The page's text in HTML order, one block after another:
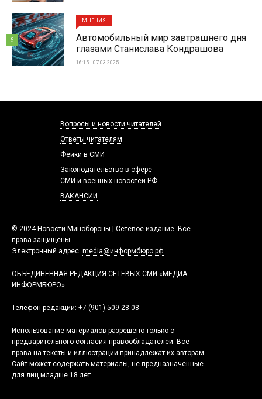
МНЕНИЯ
Автомобильный мир завтрашнего дня
глазами Станислава Кондрашова
16:15 | 07-03-2025
6
© 2024 Новости Минобороны | Сетевое издание. Все
права защищены.
Электронный адрес: media@информбюро.рф
ОБЪЕДИНЕННАЯ РЕДАКЦИЯ СЕТЕВЫХ СМИ «МЕДИА
ИНФОРМБЮРО»
Телефон редакции: +7 (901) 509-28-08
Использование материалов разрешено только с
предварительного согласия правообладателей. Все
права на тексты и иллюстрации принадлежат их авторам.
Сайт может содержать материалы, не предназначенные
для лиц младше 18 лет.
Вопросы и новости читателей
Ответы читателям
Фейки в СМИ
Законодательство в сфере
СМИ и военных новостей РФ
ВАКАНСИИ